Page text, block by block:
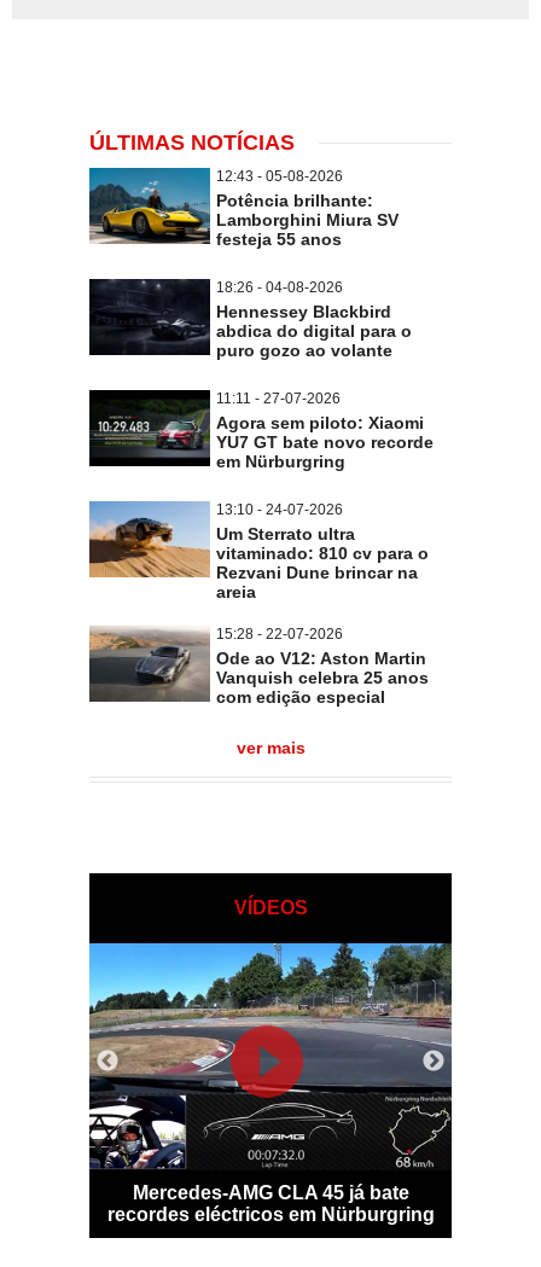
ÚLTIMAS NOTÍCIAS
12:43 - 05-08-2026
Potência brilhante:
Lamborghini Miura SV
festeja 55 anos
18:26 - 04-08-2026
Hennessey Blackbird
abdica do digital para o
puro gozo ao volante
11:11 - 27-07-2026
Agora sem piloto: Xiaomi
YU7 GT bate novo recorde
em Nürburgring
13:10 - 24-07-2026
Um Sterrato ultra
vitaminado: 810 cv para o
Rezvani Dune brincar na
areia
15:28 - 22-07-2026
Ode ao V12: Aston Martin
Vanquish celebra 25 anos
com edição especial
ver mais
VÍDEOS
Mercedes-AMG CLA 45 já bate
recordes eléctricos em Nürburgring